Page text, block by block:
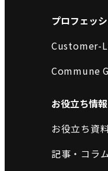
プロフェッ
Customer-
Commune
お役立ち情報
お役立ち資
記事・コラ